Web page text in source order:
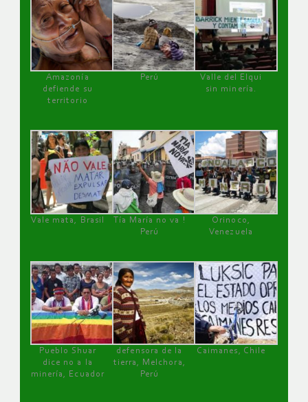
Amazonía
defiende su
territorio
Perú
Valle del Elqui
sin minería.
Vale mata, Brasil
Tía María no va !
Perú
Orinoco,
Venezuela
Pueblo Shuar
dice no a la
minería, Ecuador
defensora de la
tierra, Melchora,
Perú
Caimanes, Chile